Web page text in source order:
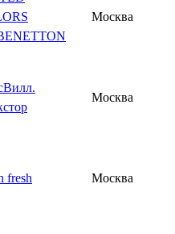
Москва
Москва
fresh Москва